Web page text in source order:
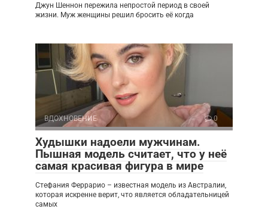
Джун Шеннон пережила непростой период в своей
жизни. Муж женщины решил бросить её когда
ВДОХНОВЕНИЕ 0
Худышки надоели мужчинам.
Пышная модель считает, что у неё
самая красивая фигура в мире
Стефания Феррарио – известная модель из Австралии,
которая искренне верит, что является обладательницей
самых